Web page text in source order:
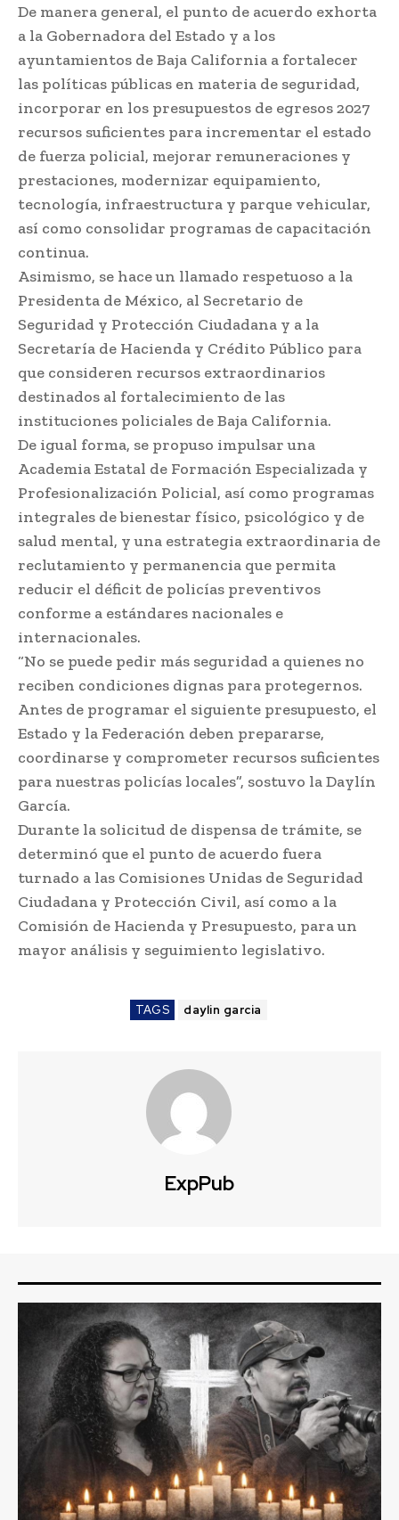
De manera general, el punto de acuerdo exhorta
a la Gobernadora del Estado y a los
ayuntamientos de Baja California a fortalecer
las políticas públicas en materia de seguridad,
incorporar en los presupuestos de egresos 2027
recursos suficientes para incrementar el estado
de fuerza policial, mejorar remuneraciones y
prestaciones, modernizar equipamiento,
tecnología, infraestructura y parque vehicular,
así como consolidar programas de capacitación
continua.
Asimismo, se hace un llamado respetuoso a la
Presidenta de México, al Secretario de
Seguridad y Protección Ciudadana y a la
Secretaría de Hacienda y Crédito Público para
que consideren recursos extraordinarios
destinados al fortalecimiento de las
instituciones policiales de Baja California.
De igual forma, se propuso impulsar una
Academia Estatal de Formación Especializada y
Profesionalización Policial, así como programas
integrales de bienestar físico, psicológico y de
salud mental, y una estrategia extraordinaria de
reclutamiento y permanencia que permita
reducir el déficit de policías preventivos
conforme a estándares nacionales e
internacionales.
“No se puede pedir más seguridad a quienes no
reciben condiciones dignas para protegernos.
Antes de programar el siguiente presupuesto, el
Estado y la Federación deben prepararse,
coordinarse y comprometer recursos suficientes
para nuestras policías locales”, sostuvo la Daylín
García.
Durante la solicitud de dispensa de trámite, se
determinó que el punto de acuerdo fuera
turnado a las Comisiones Unidas de Seguridad
Ciudadana y Protección Civil, así como a la
Comisión de Hacienda y Presupuesto, para un
mayor análisis y seguimiento legislativo.
TAGS daylin garcia
ExpPub